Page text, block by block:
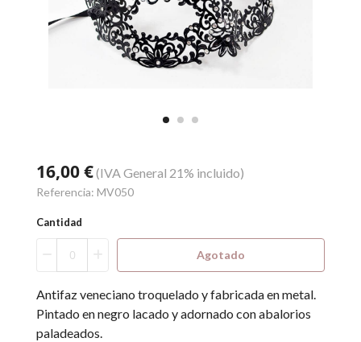
16,00 €(IVA General 21% incluido)
Referencia: MV050
Cantidad
Agotado
Antifaz veneciano troquelado y fabricada en metal.
Pintado en negro lacado y adornado con abalorios
paladeados.